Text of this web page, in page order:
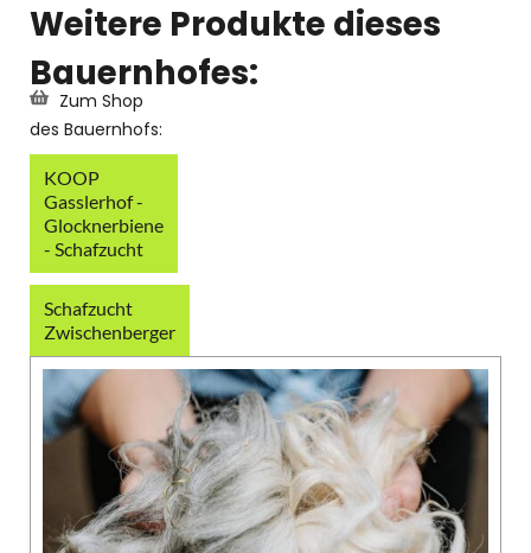
Weitere Produkte dieses
Bauernhofes:
Zum Shop
des Bauernhofs:
KOOP
Gasslerhof -
Glocknerbiene
- Schafzucht
Schafzucht
Zwischenberger